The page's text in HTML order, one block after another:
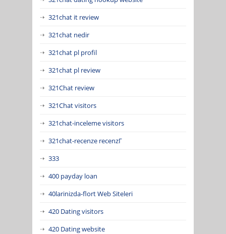
321chat it review
321chat nedir
321chat pl profil
321chat pl review
321Chat review
321Chat visitors
321chat-inceleme visitors
321chat-recenze recenzГ­
333
400 payday loan
40larinizda-flort Web Siteleri
420 Dating visitors
420 Dating website